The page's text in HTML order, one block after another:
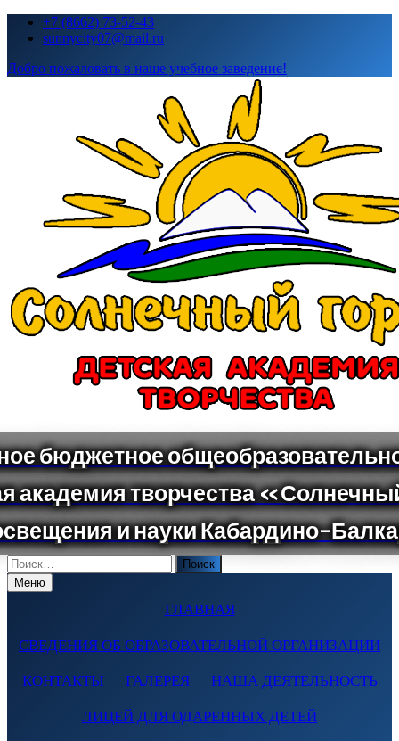
Перейти+7 (8662) 73-52-43
sunnycity07@mail.ru
Добро пожаловать в наше учебное заведение!
Поиск
по:Меню
ГЛАВНАЯ
СВЕДЕНИЯ ОБ ОБРАЗОВАТЕЛЬНОЙ ОРГАНИЗАЦИИ
КОНТАКТЫ ГАЛЕРЕЯ НАША ДЕЯТЕЛЬНОСТЬ
ЛИЦЕЙ ДЛЯ ОДАРЕННЫХ ДЕТЕЙ